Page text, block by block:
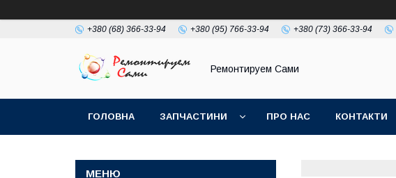
+380 (68) 366-33-94 +380 (95) 766-33-94 +380 (73) 366-33-94
Ремонтируем Сами
ГОЛОВНА ЗАПЧАСТИНИ ПРО НАС КОНТАКТИ